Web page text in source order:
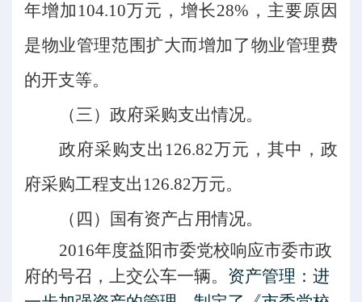
年增加104.10万元，增长28%，主要原因
是物业管理范围扩大而增加了物业管理费
的开支等。
（三） 政府采购支出情况。
政府采购支出 126.82万元，其中，政
府采购工程支出126.82万元。
（四）
国有资产占用情况。
2016年度益阳市委党校响应市委市政
府的号召，上交公车一辆。 资产管理：进